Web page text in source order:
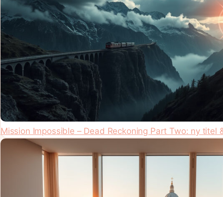
Mission Impossible – Dead Reckoning Part Two: ny titel